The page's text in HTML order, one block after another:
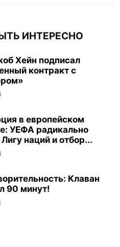
ИНТЕРЕСНО
Хейн подписал
контракт с
в европейском
УЕФА радикально
наций и отбор...
Клаван
90 минут!